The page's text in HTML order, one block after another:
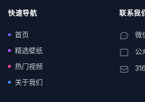
快速导航
首页
精选壁纸
热门视频
关于我们
联系我
微
公